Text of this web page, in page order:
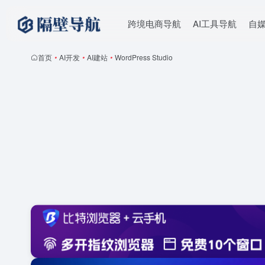
跨境电商导航 AI工具导航 自
首页 • AI开发 • AI建站 • WordPress Studio